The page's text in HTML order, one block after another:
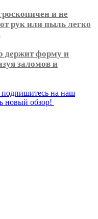
и не
рук или пыль легко
держит форму и
заломов и
подпишитесь на наш
новый обзор!